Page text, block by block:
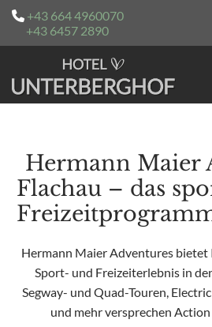
 +43 664 4960070
+43 6457 2890
Hermann Maier
Flachau – das
Hermann Maier Adventures bietet
Sport- und Freizeiterlebnis in
Segway- und Quad-Touren,
und mehr versprechen